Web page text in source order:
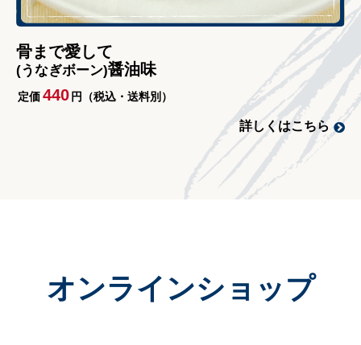
骨まで愛して
(うなぎボーン)醤油味
定価440 円（税込・送料別）
詳しくはこちら
オンラインショップ